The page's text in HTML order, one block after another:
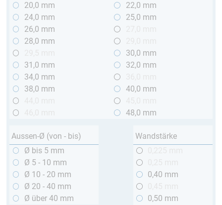
20,0 mm
22,0 mm
24,0 mm
25,0 mm
26,0 mm
28,0 mm
30,0 mm
31,0 mm
32,0 mm
34,0 mm
38,0 mm
40,0 mm
48,0 mm
Aussen-Ø (von - bis)
Ø bis 5 mm
Ø 5 - 10 mm
Ø 10 - 20 mm
Ø 20 - 40 mm
Ø über 40 mm
Wandstärke
0,40 mm
0,50 mm